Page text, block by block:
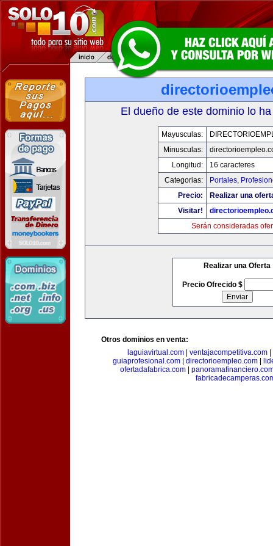
El dueño de este dominio lo
Mayusculas:
Minusculas:
Longitud:
16 caracteres
Categorias:
Portales,
Precio:
Realizar una
Visitar!
Serán consideradas
Realizar una Oferta
Precio Ofrecido $
Otros dominios en venta:
laguiavirtual.com
ventajacompetitiva.com
guiaprofesional.com| directorioempleo.com|
ofertadafabrica.com|